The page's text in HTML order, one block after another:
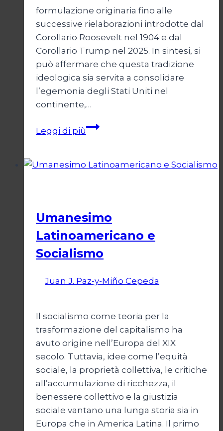
formulazione originaria fino alle
successive rielaborazioni introdotte dal
Corollario Roosevelt nel 1904 e dal
Corollario Trump nel 2025. In sintesi, si
può affermare che questa tradizione
ideologica sia servita a consolidare
l’egemonia degli Stati Uniti nel
continente,…
Leggi di piùKennedy
il
Umanesimo
Latinoamericano e
Socialismo
Juan J. Paz-y-Miño Cepeda
Il socialismo come teoria per la
trasformazione del capitalismo ha
avuto origine nell’Europa del XIX
secolo. Tuttavia, idee come l’equità
sociale, la proprietà collettiva, le critiche
all’accumulazione di ricchezza, il
benessere collettivo e la giustizia
sociale vantano una lunga storia sia in
Europa che in America Latina. Il primo